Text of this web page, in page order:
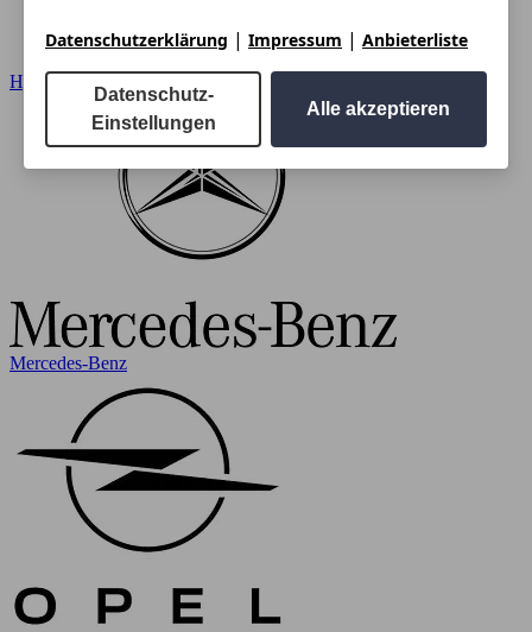
Hyundai
Mercedes-Benz
Datenschutzerklärung | Impressum | Anbieterliste
Datenschutz-
Einstellungen
Alle akzeptieren